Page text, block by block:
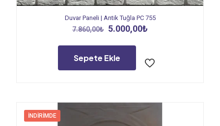
Duvar Paneli | Antik Tuğla PC 755
7.860,00₺ Orijinal
7.860,00₺.
5.000,00₺
Sepete Ekle
İNDIRIMDE